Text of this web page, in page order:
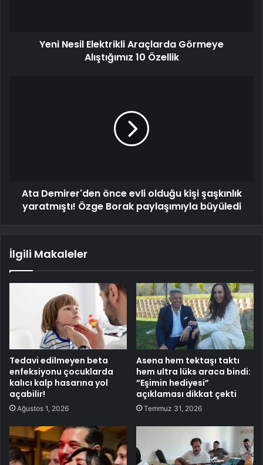
Yeni Nesil Elektrikli Araçlarda Görmeye
Alıştığımız 10 Özellik
Ata Demirer'den önce evli olduğu kişi şaşkınlık
yaratmıştı! Özge Borak paylaşımıyla büyüledi
İlgili Makaleler
Tedavi edilmeyen beta
enfeksiyonu çocuklarda
kalıcı kalp hasarına yol
açabilir!
Ağustos 1, 2026
Asena hem tektaşı taktı
hem ultra lüks araca bindi:
”Eşimin hediyesi”
açıklaması dikkat çekti
Temmuz 31, 2026